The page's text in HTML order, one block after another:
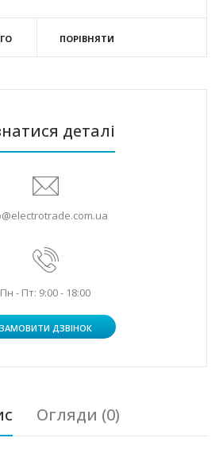
ПОРІВНЯТИ
деталі
Пн - Пт: 9:00 - 18:00
ЗАМОВИТИ ДЗВІНОК
Огляди (0)